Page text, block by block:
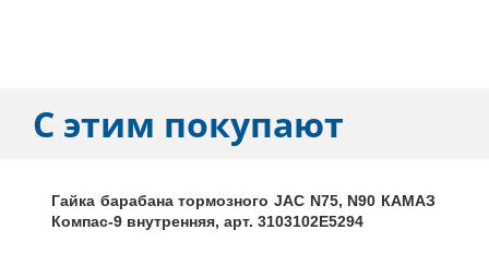
С этим покупают
Гайка барабана тормозного JAC N75, N90 КАМАЗ
Компас-9 внутренняя, арт. 3103102E5294